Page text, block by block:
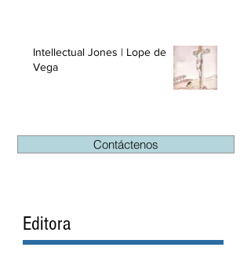
Editora
Contáctenos
Intellectual Jones | Lope de
Vega